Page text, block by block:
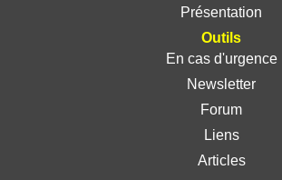
Présentation
Outils
En cas d'urgence
Newsletter
Forum
Liens
Articles